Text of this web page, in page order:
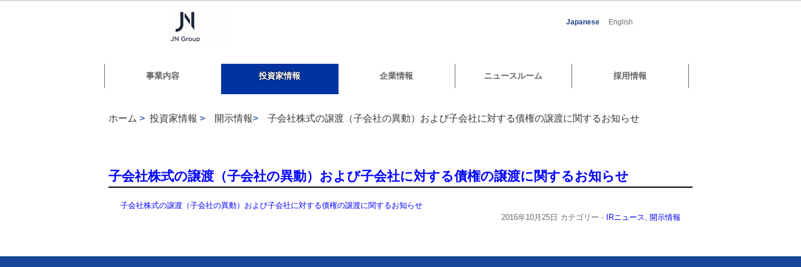
Japanese English
事業内容 投資家情報 企業情報 ニュースルーム 採用情報
ホーム > 投資家情報 > 開示情報> 子会社株式の譲渡（子会社の異動）および子会社に対する債権の譲渡に関するお知らせ
子会社株式の譲渡（子会社の異動）および子会社に対する債権の譲渡に関するお知らせ
子会社株式の譲渡（子会社の異動）および子会社に対する債権の譲渡に関するお知らせ
2016年10月25日 カテゴリー - IRニュース, 開示情報